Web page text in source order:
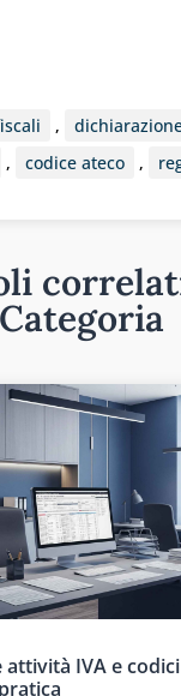
,
, codice ateco ,
Categoria
IVA e codici